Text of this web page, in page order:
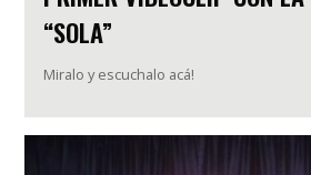
“SOLA”
Miralo y escuchalo acá!